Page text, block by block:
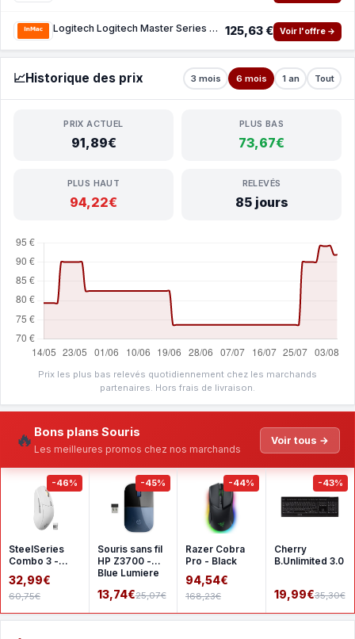
Logitech Logitech Master Series MX Master 3S - edition Bluetooth - souris - Bluetooth - gr 125,63 € Voir l'offre →
📈Historique des prix 3 mois 6 mois 1 an Tout
PRIX ACTUEL
91,89€
PLUS BAS
73,67€
PLUS HAUT
94,22€
RELEVÉS
85 jours
Prix les plus bas relevés quotidiennement chez les marchands
partenaires. Hors frais de livraison.
🔥 Bons plans Souris
Les meilleures promos chez nos marchands
Voir tous →
-46%
SteelSeries
Combo 3 -
White
32,99€
60,75€
-45%
Souris sans fil
HP Z3700 -
Blue Lumiere
13,74€25,07€
-44%
Razer Cobra
Pro - Black
94,54€
168,23€
-43%
Cherry
B.Unlimited 3.0
19,99€35,30€